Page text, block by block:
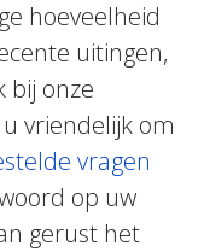
hoeveelheid
uitingen,
bij onze
vriendelijk om
vragen
op uw
gerust het